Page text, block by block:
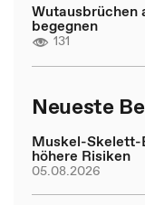
Wutausbrüchen
begegnen
131
Neueste
Muskel-
höhere Risiken
05.08.2026